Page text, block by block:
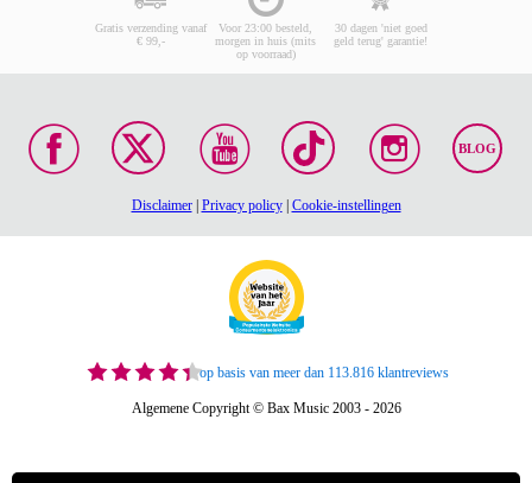
Gratis verzending vanaf
€ 99,-
Voor 23:00 besteld,
morgen in huis (mits
op voorraad)
30 dagen 'niet goed
geld terug' garantie!
BLOG
Disclaimer| Privacy policy| Cookie-instellingen
op basis van meer dan 113.816 klantreviews
Algemene Copyright © Bax Music 2003 - 2026